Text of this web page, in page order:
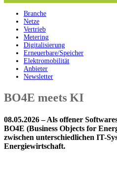
Branche
Netze
Vertrieb
Metering
Digitalisierung
Erneuerbare/Speicher
Elektromobilität
Anbieter
Newsletter
BO4E meets KI
08.05.2026 – Als offener
BO4E (Business Objects for
zwischen unterschiedlichen IT-
Energiewirtschaft.